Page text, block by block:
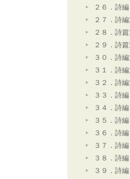
２６．詩
２７．詩
２８．詩
２９．詩
３０．詩
３１．詩
３２．詩
３３．詩
３４．詩
３５．詩
３６．詩
３７．詩
３８．詩
３９．詩